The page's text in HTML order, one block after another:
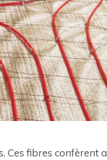
Ces fibres confèrent